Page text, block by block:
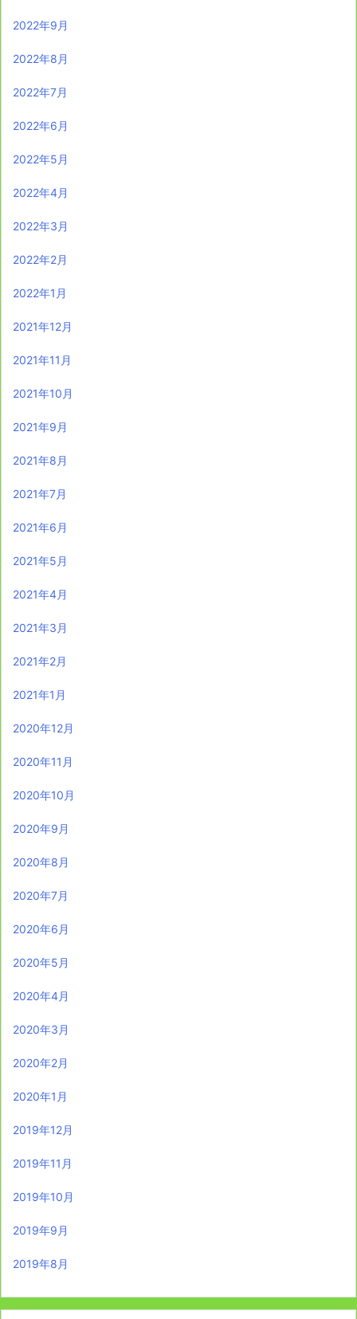
2022年9月
2022年8月
2022年7月
2022年6月
2022年5月
2022年4月
2022年3月
2022年2月
2022年1月
2021年12月
2021年11月
2021年10月
2021年9月
2021年8月
2021年7月
2021年6月
2021年5月
2021年4月
2021年3月
2021年2月
2021年1月
2020年12月
2020年11月
2020年10月
2020年9月
2020年8月
2020年7月
2020年6月
2020年5月
2020年4月
2020年3月
2020年2月
2020年1月
2019年12月
2019年11月
2019年10月
2019年9月
2019年8月